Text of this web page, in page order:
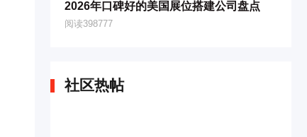
2026年口碑好的美国展位搭建公司盘点
阅读398777
社区热帖